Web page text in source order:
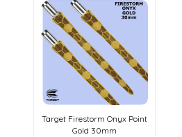
Target Firestorm Onyx Point
Gold 30mm